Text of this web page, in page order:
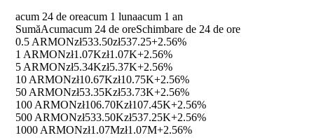
acum 24 de oreacum 1 lunaacum 1 an
SumăAcumacum 24 de oreSchimbare de 24 de ore
0.5 ARMONzł533.50zł537.25+2.56%
1 ARMONzł1.07Kzł1.07K+2.56%
5 ARMONzł5.34Kzł5.37K+2.56%
10 ARMONzł10.67Kzł10.75K+2.56%
50 ARMONzł53.35Kzł53.73K+2.56%
100 ARMONzł106.70Kzł107.45K+2.56%
500 ARMONzł533.50Kzł537.25K+2.56%
1000 ARMONzł1.07Mzł1.07M+2.56%